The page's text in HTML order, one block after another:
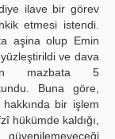
ilave bir görev
etmesi istendi.
aşina olup Emin
ve dava
mazbata 5
Buna göre,
bir işlem
hükümde kaldığı,